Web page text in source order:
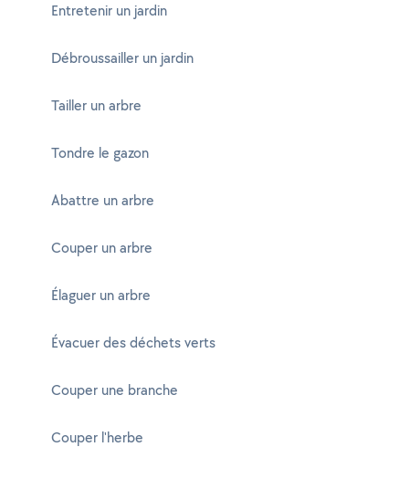
Entretenir un jardin
Débroussailler un jardin
Tailler un arbre
Tondre le gazon
Abattre un arbre
Couper un arbre
Élaguer un arbre
Évacuer des déchets verts
Couper une branche
Couper l'herbe